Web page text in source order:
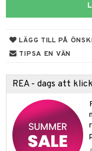
LÄGG TILL PÅ
TIPSA EN VÄN
REA - dags att
& nötter
& oro